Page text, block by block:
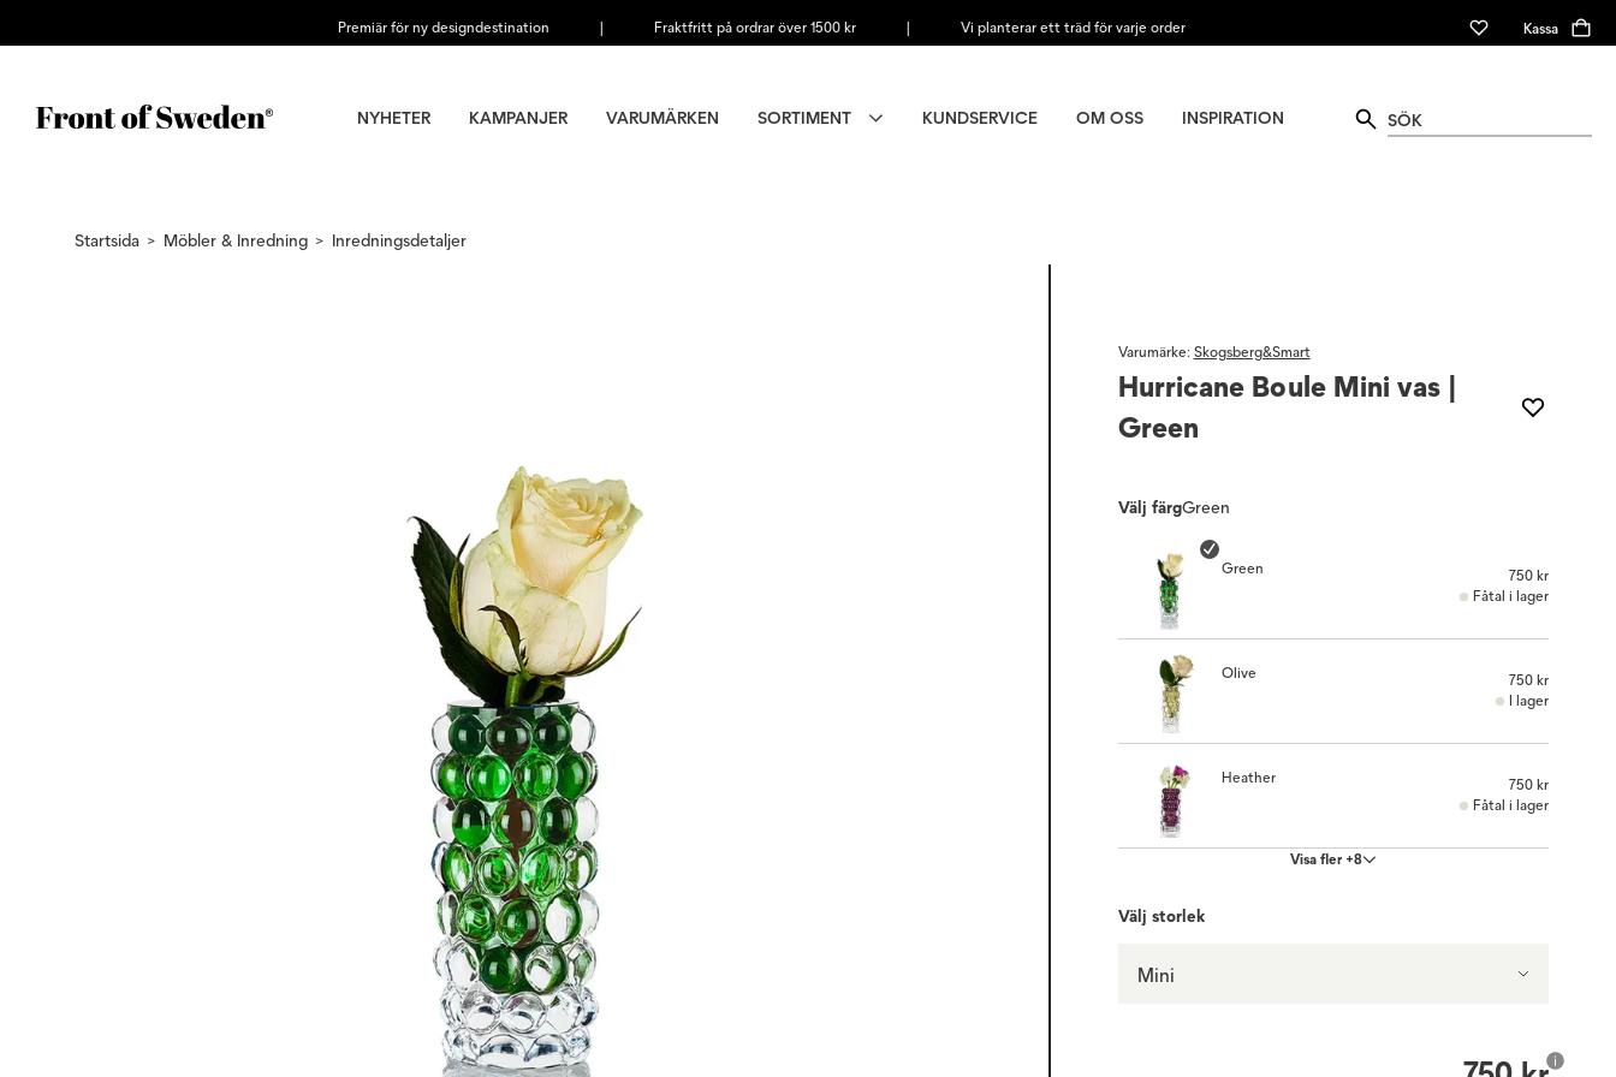
Premiär för ny designdestination | Fraktfritt på ordrar över 1500 kr | Vi planterar ett träd för varje order Kassa
NYHETER KAMPANJER VARUMÄRKEN SORTIMENT KUNDSERVICE OM OSS INSPIRATION
Startsida Möbler & Inredning Inredningsdetaljer
Hurricane Boule Mini vas |
Green
Varumärke: Skogsberg&Smart
Välj färgGreen
Green
750 kr
Fåtal i lager
Olive
750 kr
I lager
Heather
750 kr
Fåtal i lager
Visa fler +8
Välj storlek
Mini